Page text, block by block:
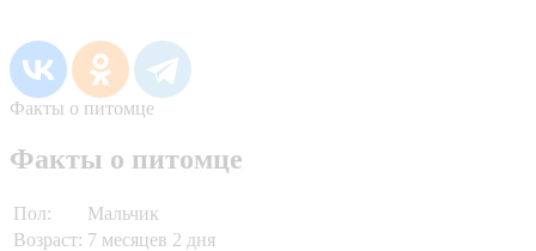
Факты о питомце
Факты о питомце
Пол:
Мальчик
Возраст: 7 месяцев 2 дня